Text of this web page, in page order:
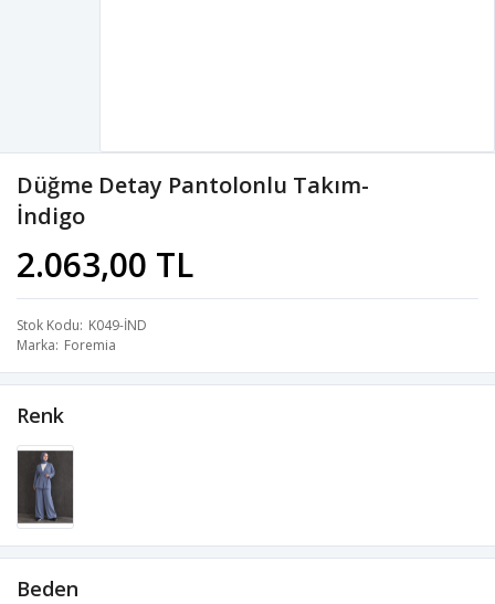
Düğme Detay Pantolonlu Takım-
İndigo
2.063,00 TL
Stok Kodu K049-İND
Marka Foremia
Renk
Beden